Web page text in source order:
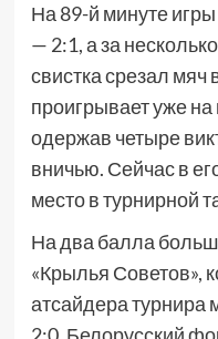
На 89-й минуте
— 2:1, а за
свистка срезал мяч
проигрывает уже
одержав четыре
вничью. Сейчас в
место в турнирной
На два балла
«Крылья Советов»,
атсайдера турнира